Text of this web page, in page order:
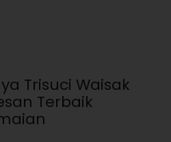
Trisuci Waisak
Terbaik